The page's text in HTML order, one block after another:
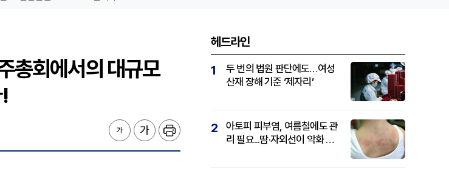
총회에서의 대규모
헤드라인
1
두 번의 법원 판단에도…여성
산재 장해 기준 ‘제자리’
2
아토피 피부염, 여름철에도 관
리 필요...땀·자외선이 악화 요